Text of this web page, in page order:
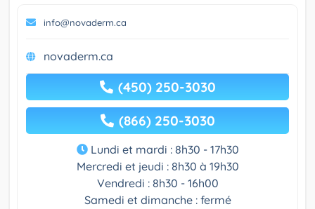
info@novaderm.ca
novaderm.ca
(450) 250-3030
(866) 250-3030
Lundi et mardi : 8h30 - 17h30
Mercredi et jeudi : 8h30 à 19h30
Vendredi : 8h30 - 16h00
Samedi et dimanche : fermé